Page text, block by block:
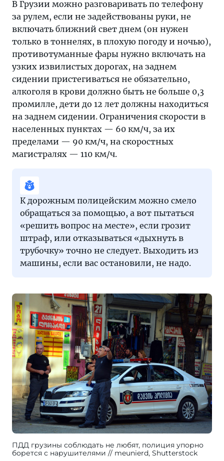
В Грузии можно разговаривать по телефону
за рулем, если не задействованы руки, не
включать ближний свет днем (он нужен
только в тоннелях, в плохую погоду и ночью),
противотуманные фары нужно включать на
узких извилистых дорогах, на заднем
сидении пристегиваться не обязательно,
алкоголя в крови должно быть не больше 0,3
промилле, дети до 12 лет должны находиться
на заднем сидении. Ограничения скорости в
населенных пунктах — 60 км/ч, за их
пределами — 90 км/ч, на скоростных
магистралях — 110 км/ч.
К дорожным полицейским можно смело
обращаться за помощью, а вот пытаться
«решить вопрос на месте», если грозит
штраф, или отказываться «дыхнуть в
трубочку» точно не следует. Выходить из
машины, если вас остановили, не надо.
ПДД грузины соблюдать не любят, полиция упорно
борется с нарушителями
meunierd, Shutterstock